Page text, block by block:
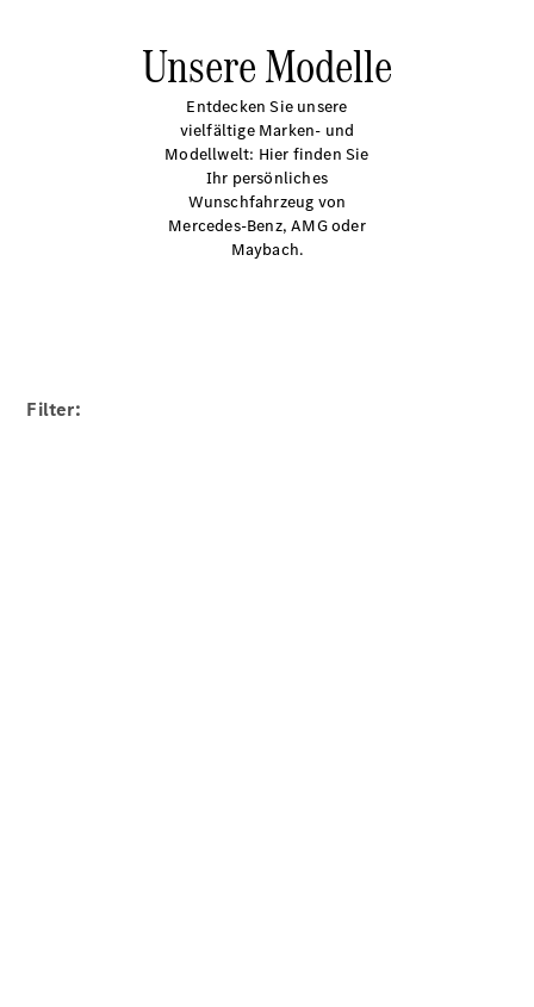
Unsere Modelle
Entdecken Sie unsere
vielfältige Marken- und
Modellwelt: Hier finden Sie
Ihr persönliches
Wunschfahrzeug von
Mercedes-Benz, AMG oder
Maybach.
Filter: